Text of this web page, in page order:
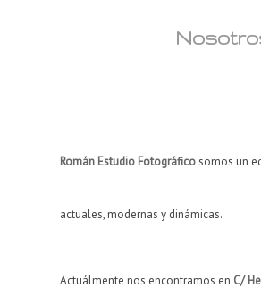
Román Estudio Fotográficosomos un
actuales, modernas y dinámicas.
Actuálmente nos encontramos en C/